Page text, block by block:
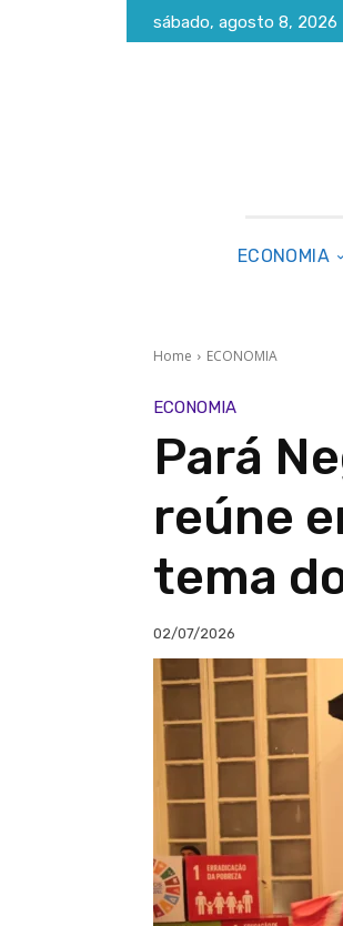
sábado, agosto 8, 2026
ECONOMIA
Home ECONOMIA
ECONOMIA
Pará
reúne
tema
02/07/2026